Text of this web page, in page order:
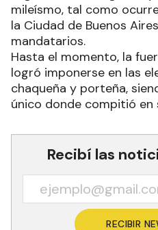
mileísmo, tal como
la Ciudad de Buenos
mandatarios.
Hasta el momento, la
logró imponerse en las
chaqueña y porteña,
único donde compitió en
Recibí las
RECIBIR